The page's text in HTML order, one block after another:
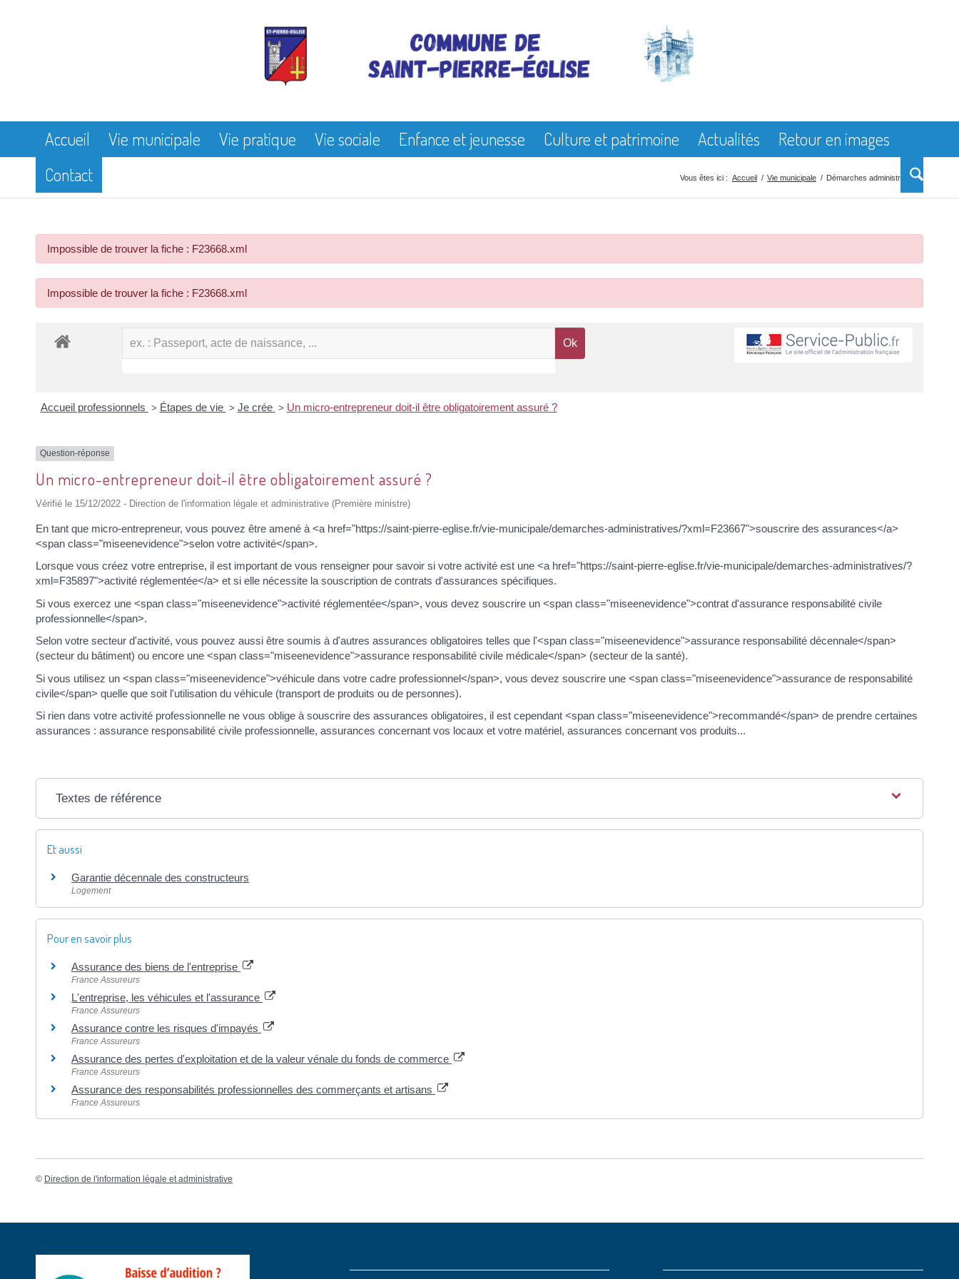
Accueil Vie municipale Vie pratique Vie sociale Enfance et jeunesse Culture et patrimoine Actualités
Retour en images
Contact
Vous êtes ici : Accueil / Vie municipale / Démarches administratives
Impossible de trouver la fiche : F23668.xml
Impossible de trouver la fiche : F23668.xml
Accueil professionnels > Étapes de vie > Je crée > Un micro-entrepreneur doit-il être obligatoirement assuré ?
Question-réponse
Un micro-entrepreneur doit-il être obligatoirement assuré ?
Vérifié le 15/12/2022 - Direction de l'information légale et administrative (Première ministre)
En tant que micro-entrepreneur, vous pouvez être amené à <a href="https://saint-pierre-eglise.fr/vie-municipale/demarches-administratives/?xml=F23667">souscrire des assurances</a>
<span class="miseenevidence">selon votre activité</span>.
Lorsque vous créez votre entreprise, il est important de vous renseigner pour savoir si votre activité est une <a href="https://saint-pierre-eglise.fr/vie-municipale/demarches-administratives/?
xml=F35897">activité réglementée</a> et si elle nécessite la souscription de contrats d'assurances spécifiques.
Si vous exercez une <span class="miseenevidence">activité réglementée</span>, vous devez souscrire un <span class="miseenevidence">contrat d'assurance responsabilité civile
professionnelle</span>.
Selon votre secteur d'activité, vous pouvez aussi être soumis à d'autres assurances obligatoires telles que l'<span class="miseenevidence">assurance responsabilité décennale</span>
(secteur du bâtiment) ou encore une <span class="miseenevidence">assurance responsabilité civile médicale</span> (secteur de la santé).
Si vous utilisez un <span class="miseenevidence">véhicule dans votre cadre professionnel</span>, vous devez souscrire une <span class="miseenevidence">assurance de responsabilité
civile</span> quelle que soit l'utilisation du véhicule (transport de produits ou de personnes).
Si rien dans votre activité professionnelle ne vous oblige à souscrire des assurances obligatoires, il est cependant <span class="miseenevidence">recommandé</span> de prendre certaines
assurances : assurance responsabilité civile professionnelle, assurances concernant vos locaux et votre matériel, assurances concernant vos produits...
Textes de référence
Et aussi
Garantie décennale des constructeurs
Logement
Pour en savoir plus
Assurance des biens de l'entreprise
France Assureurs
L'entreprise, les véhicules et l'assurance
France Assureurs
Assurance contre les risques d'impayés
France Assureurs
Assurance des pertes d'exploitation et de la valeur vénale du fonds de commerce
France Assureurs
Assurance des responsabilités professionnelles des commerçants et artisans
France Assureurs
© Direction de l'information légale et administrative